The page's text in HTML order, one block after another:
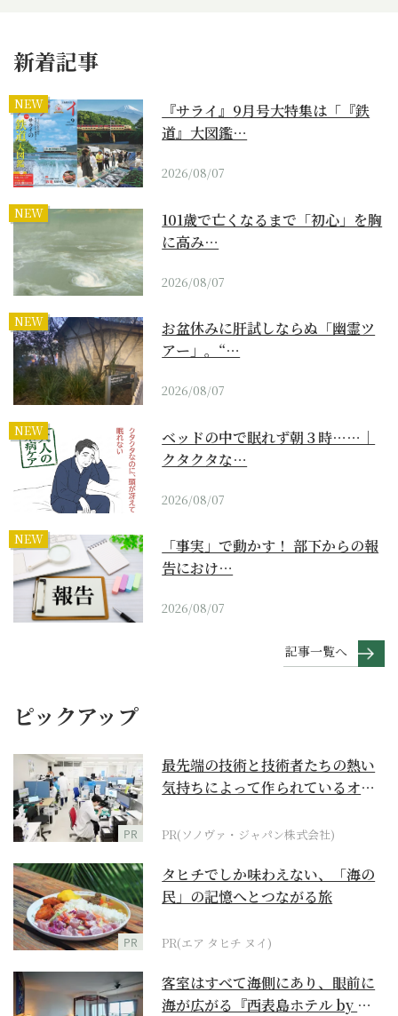
新着記事
NEW
『サライ』9月号大特集は「『鉄
道』大図鑑…
2026/08/07
NEW
101歳で亡くなるまで「初心」を胸
に高み…
2026/08/07
NEW
お盆休みに肝試しならぬ「幽霊ツ
アー」。“…
2026/08/07
NEW
ベッドの中で眠れず朝３時……｜
クタクタな…
2026/08/07
NEW
「事実」で動かす！ 部下からの報
告におけ…
2026/08/07
記事一覧へ
ピックアップ
PR
最先端の技術と技術者たちの熱い
気持ちによって作られているオー
PR(ソノヴァ・ジャパン株式会社)
PR
タヒチでしか味わえない、「海の
民」の記憶へとつながる旅
PR(エア タヒチ ヌイ)
客室はすべて海側にあり、眼前に
海が広がる『西表島ホテル by 星